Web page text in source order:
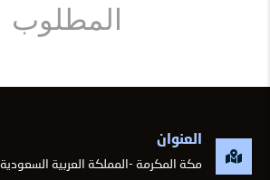
المطلوب
العنوان
مكة المكرمة -المملكة العربية السعودية